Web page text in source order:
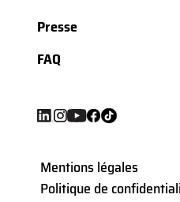
Presse
FAQ
Mentions légales
Politique de